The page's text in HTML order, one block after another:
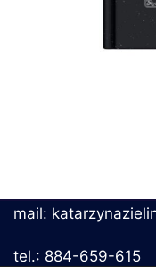
mail:
tel.: 884-659-615